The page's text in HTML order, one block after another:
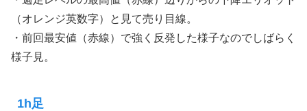
（オレンジ英数字）と見て売り目線。
・前回最安値（赤線）で強く反発した様子なのでしばらく
様子見。
1h足